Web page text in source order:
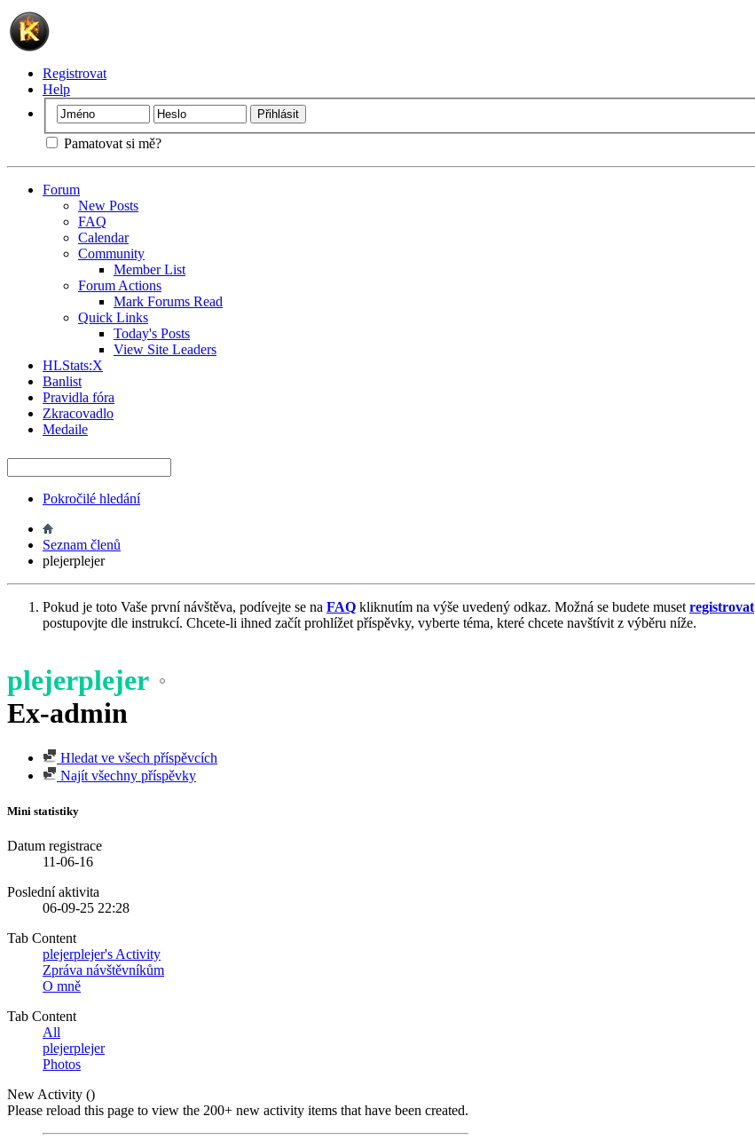
Registrovat
Help
Pamatovat si mě?
Forum
New Posts
FAQ
Calendar
Community
Member List
Forum Actions
Mark Forums Read
Quick Links
Today's Posts
View Site Leaders
HLStats:X
Banlist
Pravidla fóra
Zkracovadlo
Medaile
Pokročilé hledání
Seznam členů
plejerplejer
Pokud je toto Vaše první návštěva, podívejte se na FAQ kliknutím na výše uvedený odkaz. Možná se budete muset registrovat
postupovjte dle instrukcí. Chcete-li ihned začít prohlížet příspěvky, vyberte téma, které chcete navštívit z výběru níže.
plejerplejer
Ex-admin
Hledat ve všech příspěvcích
Najít všechny příspěvky
Mini statistiky
Datum registrace
11-06-16
Poslední aktivita
06-09-25 22:28
Tab Content
plejerplejer's Activity
Zpráva návštěvníkům
O mně
Tab Content
All
plejerplejer
Photos
New Activity ()
Please reload this page to view the 200+ new activity items that have been created.